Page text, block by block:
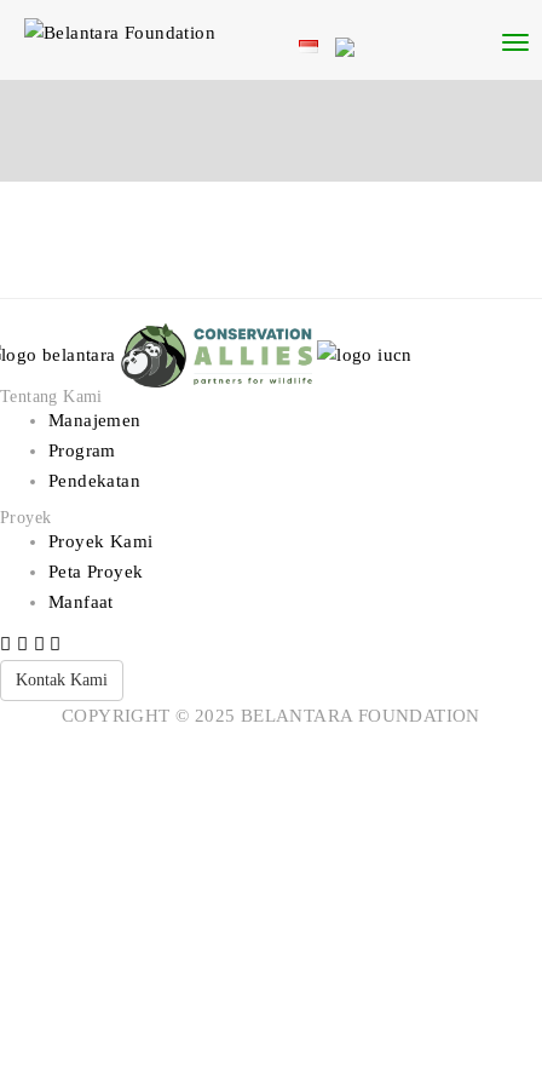
Tentang Kami
Manajemen
Program
Pendekatan
Proyek
Proyek Kami
Peta Proyek
Manfaat
Kontak Kami
COPYRIGHT © 2025 BELANTARA FOUNDATION